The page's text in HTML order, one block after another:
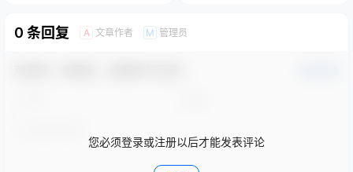
0 条回复 A 文章作者 M 管理员
您必须登录或注册以后才能发表评论